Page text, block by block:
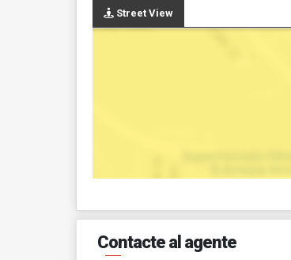
Street View
Contacte al agente